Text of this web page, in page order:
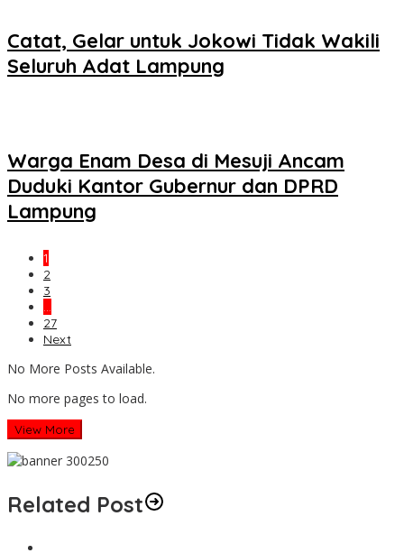
Catat, Gelar untuk Jokowi Tidak Wakili
Seluruh Adat Lampung
Warga Enam Desa di Mesuji Ancam
Duduki Kantor Gubernur dan DPRD
Lampung
1
2
3
…
27
Next
No More Posts Available.
No more pages to load.
View More
Related Post